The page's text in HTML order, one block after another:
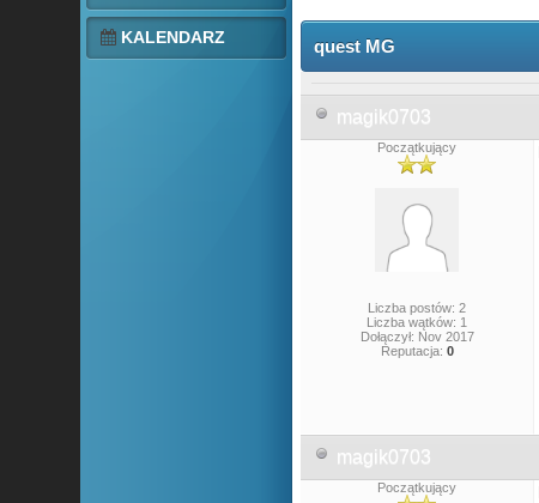
KALENDARZ
0 głosów - średnia: 0
1
2
3
4
5
quest MG
magik0703
Początkujący
Liczba postów: 2
Liczba wątków: 1
Dołączył: Nov 2017
Reputacja: 0
magik0703
Początkujący